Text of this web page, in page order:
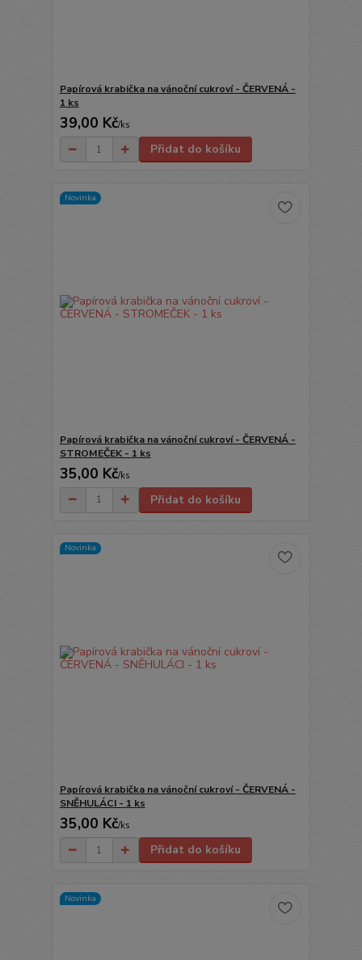
Papírová krabička na vánoční cukroví - ČERVENÁ -
1 ks
39,00 Kč/ks
Přidat do košíku
Novinka
Papírová krabička na vánoční cukroví - ČERVENÁ -
STROMEČEK - 1 ks
35,00 Kč/ks
Přidat do košíku
Novinka
Papírová krabička na vánoční cukroví - ČERVENÁ -
SNĚHULÁCI - 1 ks
35,00 Kč/ks
Přidat do košíku
Novinka